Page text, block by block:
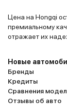
Цена на Hongqi
премиальному
отражает их
Новые
Бренды
Кредиты
Сравнения
Отзывы об авто